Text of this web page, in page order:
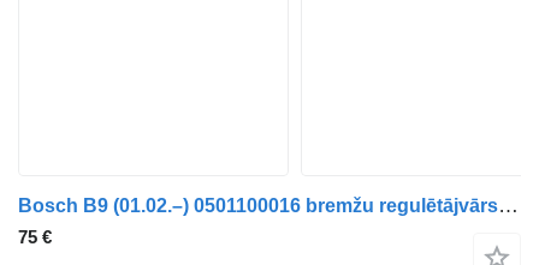
Bosch B9 (01.02.–) 0501100016 bremžu regulētājvārsts paredzēts Volvo B6, B7, B9, B10, B12 bus (1978-2011) autobusa
75 €